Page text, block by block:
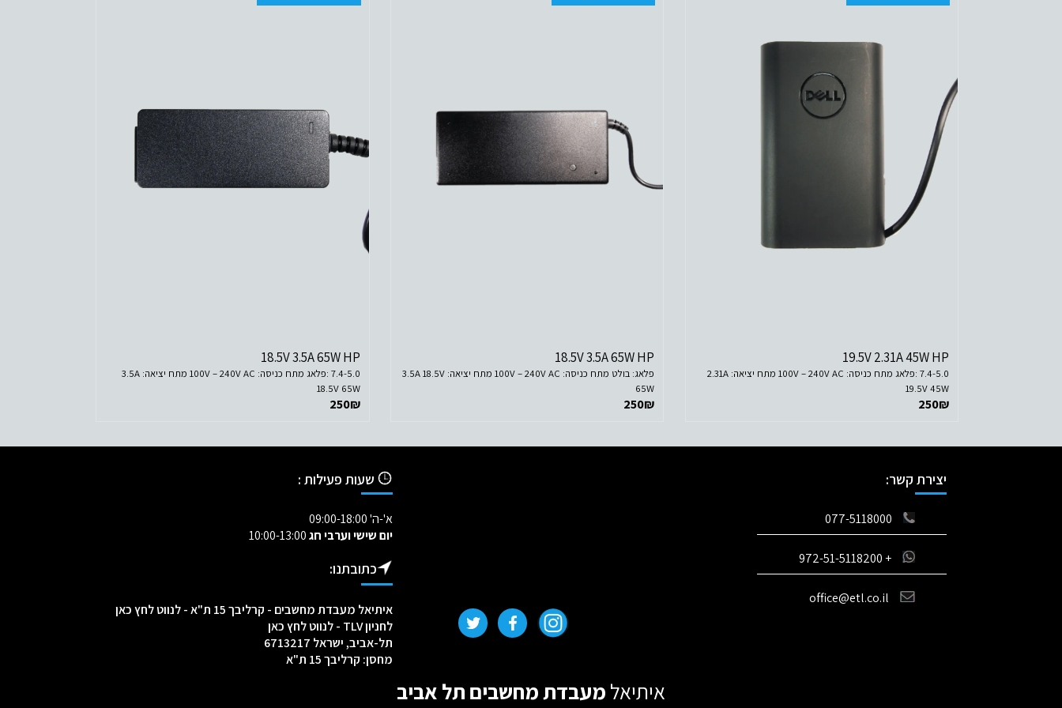
19.5V 2.31A 45W HP
7.4-5.0 :פלאג מתח כניסה: 100V – 240V AC מתח יציאה: 2.31A
19.5V 45W
250₪
18.5V 3.5A 65W HP
פלאג: בולט מתח כניסה: 100V – 240V AC מתח יציאה: 3.5A 18.5V
65W
250₪
18.5V 3.5A 65W HP
7.4-5.0 :פלאג מתח כניסה: 100V – 240V AC מתח יציאה: 3.5A
18.5V 65W
250₪
יצירת קשר:
077-5118000
+ 972-51-5118200
office@etl.co.il
שעות פעילות :
א'-ה' 09:00-18:00
יום שישי וערבי חג10:00-13:00
כתובתנו:
איתיאל מעבדת מחשבים - קרליבך 15 ת"א - לנווט לחץ כאן
לחניון TLV - לנווט לחץ כאן
תל-אביב, ישראל 6713217
מחסן: קרליבך 15 ת"א
איתיאלמעבדת מחשבים תל אביב